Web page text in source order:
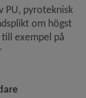
PU, pyroteknisk
om högst
exempel på